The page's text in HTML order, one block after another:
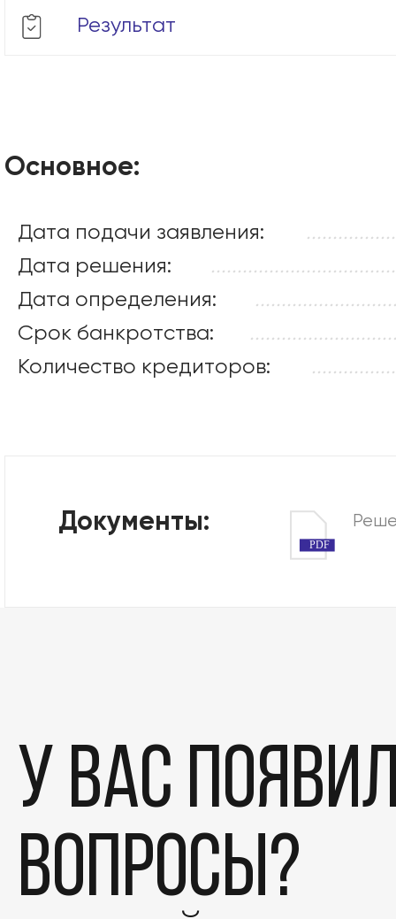
Результат
Основное:
Дата подачи заявления:
Дата решения:
Дата определения:
Срок банкротства:
Количество кредиторов:
Документы:
PDF
У вас
вопросы?
Этапы